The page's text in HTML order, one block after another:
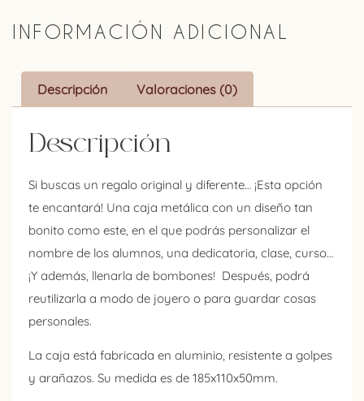
INFORMACIÓN ADICIONAL
Descripción Valoraciones (0)
Descripción
Si buscas un regalo original y diferente… ¡Esta opción
te encantará! Una caja metálica con un diseño tan
bonito como este, en el que podrás personalizar el
nombre de los alumnos, una dedicatoria, clase, curso…
¡Y además, llenarla de bombones! Después, podrá
reutilizarla a modo de joyero o para guardar cosas
personales.
La caja está fabricada en aluminio, resistente a golpes
y arañazos. Su medida es de 185x110x50mm.